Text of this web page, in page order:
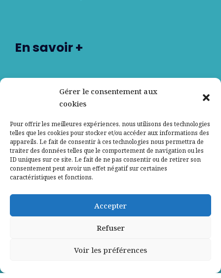
Gérer le consentement aux
cookies
Pour offrir les meilleures expériences, nous utilisons des technologies
telles que les cookies pour stocker et/ou accéder aux informations des
appareils. Le fait de consentir à ces technologies nous permettra de
traiter des données telles que le comportement de navigation ou les
ID uniques sur ce site. Le fait de ne pas consentir ou de retirer son
consentement peut avoir un effet négatif sur certaines
caractéristiques et fonctions.
Accepter
Refuser
Voir les préférences
En savoir +
Nos partenaires
Contactez-nous
Mentions légales